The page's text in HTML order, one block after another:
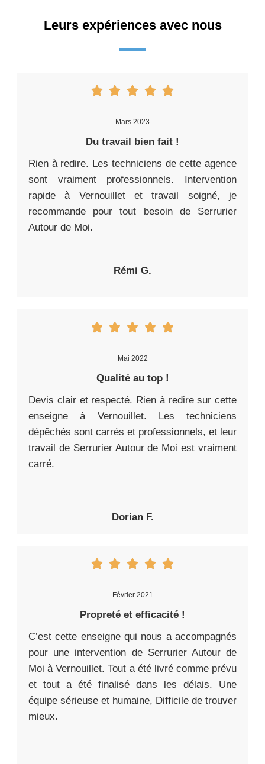
Leurs expériences avec nous
Mars 2023
Du travail bien fait !
Rien à redire. Les techniciens de cette agence
sont vraiment professionnels. Intervention
rapide à Vernouillet et travail soigné, je
recommande pour tout besoin de Serrurier
Autour de Moi.
Rémi G.
Mai 2022
Qualité au top !
Devis clair et respecté. Rien à redire sur cette
enseigne à Vernouillet. Les techniciens
dépêchés sont carrés et professionnels, et leur
travail de Serrurier Autour de Moi est vraiment
carré.
Dorian F.
Février 2021
Propreté et efficacité !
C’est cette enseigne qui nous a accompagnés
pour une intervention de Serrurier Autour de
Moi à Vernouillet. Tout a été livré comme prévu
et tout a été finalisé dans les délais. Une
équipe sérieuse et humaine, Difficile de trouver
mieux.